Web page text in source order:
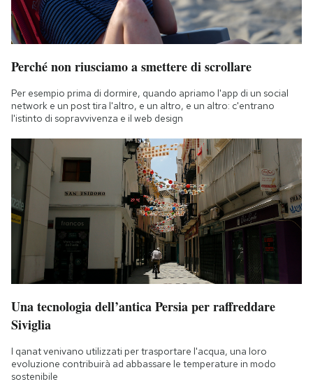
Perché non riusciamo a smettere di scrollare
Per esempio prima di dormire, quando apriamo l'app di un social
network e un post tira l'altro, e un altro, e un altro: c'entrano
l'istinto di sopravvivenza e il web design
Una tecnologia dell’antica Persia per raffreddare
Siviglia
I qanat venivano utilizzati per trasportare l'acqua, una loro
evoluzione contribuirà ad abbassare le temperature in modo
sostenibile